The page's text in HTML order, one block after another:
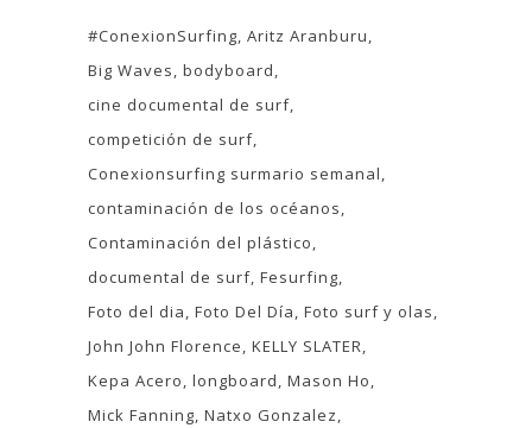
#ConexionSurfing Aritz Aranburu
Big Waves bodyboard
cine documental de surf
competición de surf
Conexionsurfing surmario semanal
contaminación de los océanos
Contaminación del plástico
documental de surf Fesurfing
Foto del dia Foto Del Día Foto surf y olas
John John Florence KELLY SLATER
Kepa Acero longboard Mason Ho
Mick Fanning Natxo Gonzalez